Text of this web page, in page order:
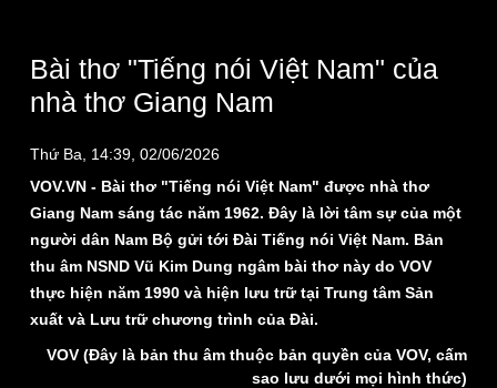
Đảng
Tổ chức nhân sự
Nhận diện sự thật
Tin 24h
Dự báo thời tiết
Biển đảo
Bài thơ "Tiếng nói Việt Nam" của
nhà thơ Giang Nam
Thứ Ba, 14:39, 02/06/2026
VOV.VN - Bài thơ "Tiếng nói Việt Nam" được nhà thơ
Giang Nam sáng tác năm 1962. Đây là lời tâm sự của một
người dân Nam Bộ gửi tới Đài Tiếng nói Việt Nam. Bản
thu âm NSND Vũ Kim Dung ngâm bài thơ này do VOV
thực hiện năm 1990 và hiện lưu trữ tại Trung tâm Sản
xuất và Lưu trữ chương trình của Đài.
VOV (Đây là bản thu âm thuộc bản quyền của VOV, cấm
sao lưu dưới mọi hình thức)